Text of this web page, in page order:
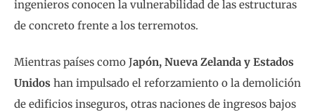
ingenieros conocen la vulnerabilidad de las estructuras
de concreto frente a los terremotos.
Mientras países como Japón, Nueva Zelanda y Estados
Unidos han impulsado el reforzamiento o la demolición
de edificios inseguros, otras naciones de ingresos bajos